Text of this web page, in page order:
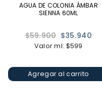
AGUA DE COLONIA ÁMBAR
SIENNA 60ML
Precio
habitual
$59.900 $35.940
Valor ml: $599
Agregar al carrito